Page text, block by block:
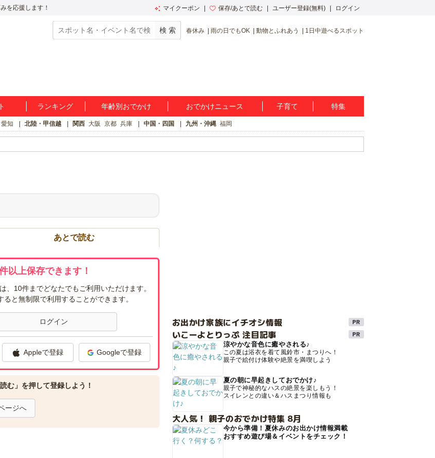
を応援します！ マイクーポン 保存/あとで読む ユーザー登録(無料) ログイン
春休み 雨の日でもOK 動物とふれあう 1日中遊べるスポット
ランキング 年齢別おでかけ おでかけニュース 子育て 特集
愛知 北陸・甲信越 関西 大阪 京都 兵庫 中国・四国 九州・沖縄 福岡
あとで読む
以上保存できます！
10件までどなたでもご利用いただけます。
と無制限で利用することができます。
ログイン
Appleで登録 Googleで登録
む」を押して登録しよう！
ージへ
お出かけ家族にイチオシ情報
いこーよとりっぷ 注目記事
涼やかな音色に癒やされる♪
この夏は浴衣を着て風鈴市・まつりへ！
親子で絵付け体験や絶景を満喫しよう
夏の朝に早起きしておでかけ♪
親子で神秘的なハスの絶景を楽しもう！
スイレンとの違い＆ハスまつり情報も
大人気！ 親子のおでかけ特集 8月
今から準備！夏休みのお出かけ情報満載
おすすめ遊び場＆イベントをチェック！